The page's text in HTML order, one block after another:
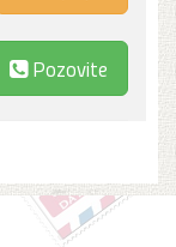
Pozovite